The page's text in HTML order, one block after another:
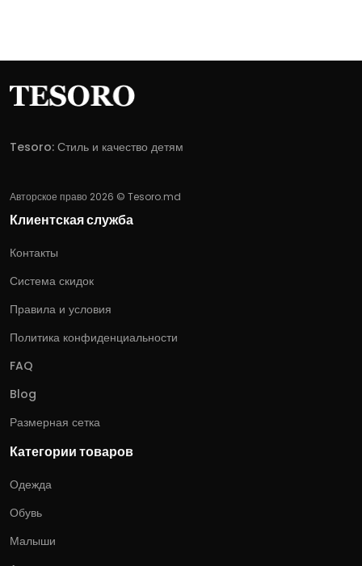
Tesoro: Стиль и качество детям
Авторское право 2026 © Tesoro.md
Клиентская служба
Контакты
Система скидок
Правила и условия
Политика конфиденциальности
FAQ
Blog
Размерная сетка
Категории товаров
Одежда
Обувь
Малыши